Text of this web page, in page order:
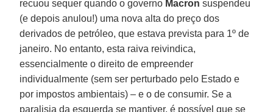
recuou sequer quando o governo Macron suspendeu
(e depois anulou!) uma nova alta do preço dos
derivados de petróleo, que estava prevista para 1º de
janeiro. No entanto, esta raiva reivindica,
essencialmente o direito de empreender
individualmente (sem ser perturbado pelo Estado e
por impostos ambientais) – e o de consumir. Se a
paralisia da esquerda se mantiver, é possível que se